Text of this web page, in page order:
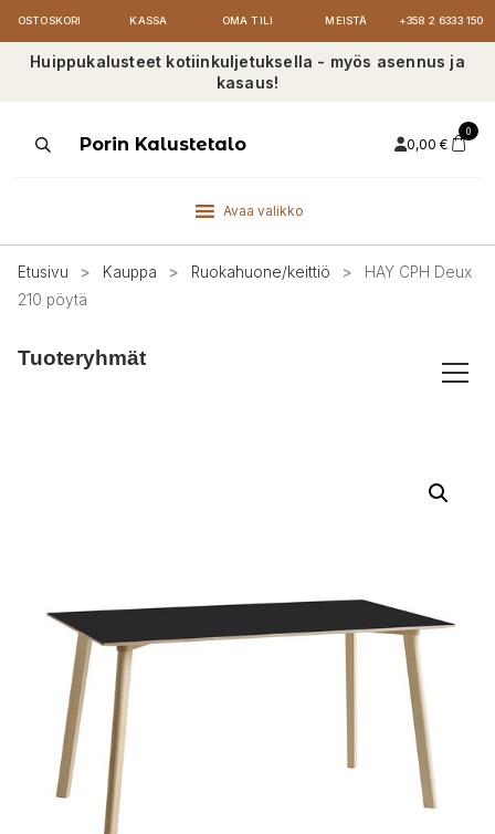
OSTOSKORI KASSA OMA TILI MEISTÄ +358 2 6333 150
Huippukalusteet kotiinkuljetuksella - myös asennus ja
kasaus!
ProductsPorin Kalustetalo 0,00 €
0
Avaa valikko
Etusivu > Kauppa > Ruokahuone/keittiö >
HAY CPH Deux
210 pöytä
Tuoteryhmät